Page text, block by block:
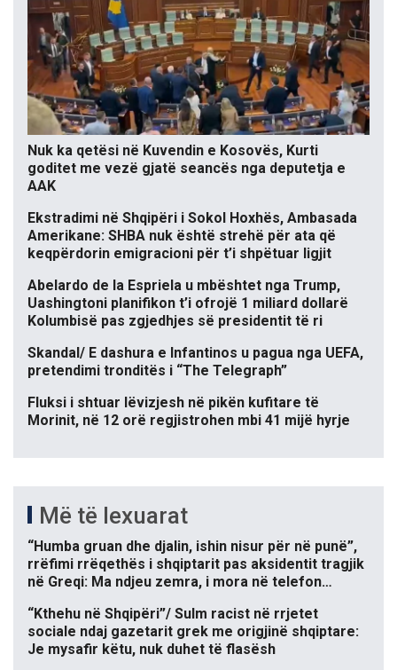
Nuk ka qetësi në Kuvendin e Kosovës, Kurti
goditet me vezë gjatë seancës nga deputetja e
AAK
Ekstradimi në Shqipëri i Sokol Hoxhës, Ambasada
Amerikane: SHBA nuk është strehë për ata që
keqpërdorin emigracioni për t’i shpëtuar ligjit
Abelardo de la Espriela u mbështet nga Trump,
Uashingtoni planifikon t’i ofrojë 1 miliard dollarë
Kolumbisë pas zgjedhjes së presidentit të ri
Skandal/ E dashura e Infantinos u pagua nga UEFA,
pretendimi tronditës i “The Telegraph”
Fluksi i shtuar lëvizjesh në pikën kufitare të
Morinit, në 12 orë regjistrohen mbi 41 mijë hyrje
Më të lexuarat
“Humba gruan dhe djalin, ishin nisur për në punë”,
rrëfimi rrëqethës i shqiptarit pas aksidentit tragjik
në Greqi: Ma ndjeu zemra, i mora në telefon…
“Kthehu në Shqipëri”/ Sulm racist në rrjetet
sociale ndaj gazetarit grek me origjinë shqiptare:
Je mysafir këtu, nuk duhet të flasësh